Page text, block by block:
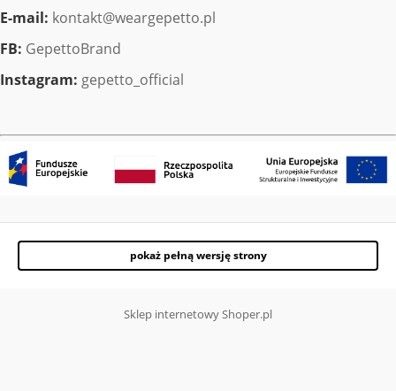
E-mail: kontakt@weargepetto.pl
FB: GepettoBrand
Instagram: gepetto_official
pokaż pełną wersję strony
Sklep internetowy Shoper.pl